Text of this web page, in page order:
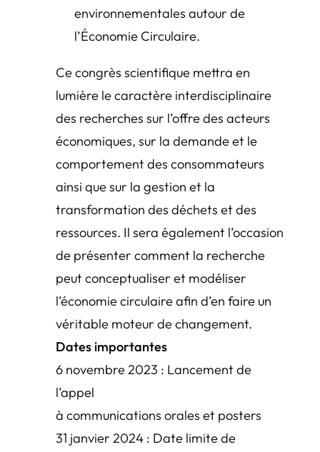
environnementales autour de
l’Économie Circulaire.
Ce congrès scientifique mettra en
lumière le caractère interdisciplinaire
des recherches sur l’offre des acteurs
économiques, sur la demande et le
comportement des consommateurs
ainsi que sur la gestion et la
transformation des déchets et des
ressources. Il sera également l’occasion
de présenter comment la recherche
peut conceptualiser et modéliser
l’économie circulaire afin d’en faire un
véritable moteur de changement.
Dates importantes
6 novembre 2023 : Lancement de
l’appel
à communications orales et posters
31 janvier 2024 : Date limite de